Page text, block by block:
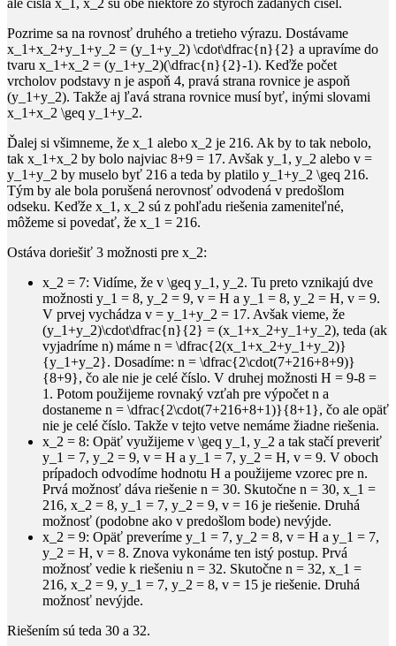
ale čísla x_1, x_2 sú obe niektoré zo štyroch zadaných čísel.
Pozrime sa na rovnosť druhého a tretieho výrazu. Dostávame
x_1+x_2+y_1+y_2 = (y_1+y_2) \cdot\dfrac{n}{2} a upravíme do
tvaru x_1+x_2 = (y_1+y_2)(\dfrac{n}{2}-1). Keďže počet
vrcholov podstavy n je aspoň 4, pravá strana rovnice je aspoň
(y_1+y_2). Takže aj ľavá strana rovnice musí byť, inými slovami
x_1+x_2 \geq y_1+y_2.
Ďalej si všimneme, že x_1 alebo x_2 je 216. Ak by to tak nebolo,
tak x_1+x_2 by bolo najviac 8+9 = 17. Avšak y_1, y_2 alebo v =
y_1+y_2 by muselo byť 216 a teda by platilo y_1+y_2 \geq 216.
Tým by ale bola porušená nerovnosť odvodená v predošlom
odseku. Keďže x_1, x_2 sú z pohľadu riešenia zameniteľné,
môžeme si povedať, že x_1 = 216.
Ostáva doriešiť 3 možnosti pre x_2:
x_2 = 7: Vidíme, že v \geq y_1, y_2. Tu preto vznikajú dve
možnosti y_1 = 8, y_2 = 9, v = H a y_1 = 8, y_2 = H, v = 9.
V prvej vychádza v = y_1+y_2 = 17. Avšak vieme, že
(y_1+y_2)\cdot\dfrac{n}{2} = (x_1+x_2+y_1+y_2), teda (ak
vyjadríme n) máme n = \dfrac{2(x_1+x_2+y_1+y_2)}
{y_1+y_2}. Dosadíme: n = \dfrac{2\cdot(7+216+8+9)}
{8+9}, čo ale nie je celé číslo. V druhej možnosti H = 9-8 =
1 . Potom použijeme rovnaký vzťah pre výpočet n a
dostaneme n = \dfrac{2\cdot(7+216+8+1)}{8+1}, čo ale opäť
nie je celé číslo. Takže v tejto vetve nemáme žiadne riešenia.
x_2 = 8: Opäť využijeme v \geq y_1, y_2 a tak stačí preveriť
y_1 = 7, y_2 = 9, v = H a y_1 = 7, y_2 = H, v = 9. V oboch
prípadoch odvodíme hodnotu H a použijeme vzorec pre n.
Prvá možnosť dáva riešenie n = 30. Skutočne n = 30, x_1 =
216, x_2 = 8, y_1 = 7, y_2 = 9, v = 16 je riešenie. Druhá
možnosť (podobne ako v predošlom bode) nevýjde.
x_2 = 9: Opäť preveríme y_1 = 7, y_2 = 8, v = H a y_1 = 7,
y_2 = H, v = 8. Znova vykonáme ten istý postup. Prvá
možnosť vedie k riešeniu n = 32. Skutočne n = 32, x_1 =
216, x_2 = 9, y_1 = 7, y_2 = 8, v = 15 je riešenie. Druhá
možnosť nevýjde.
Riešením sú teda 30 a 32.